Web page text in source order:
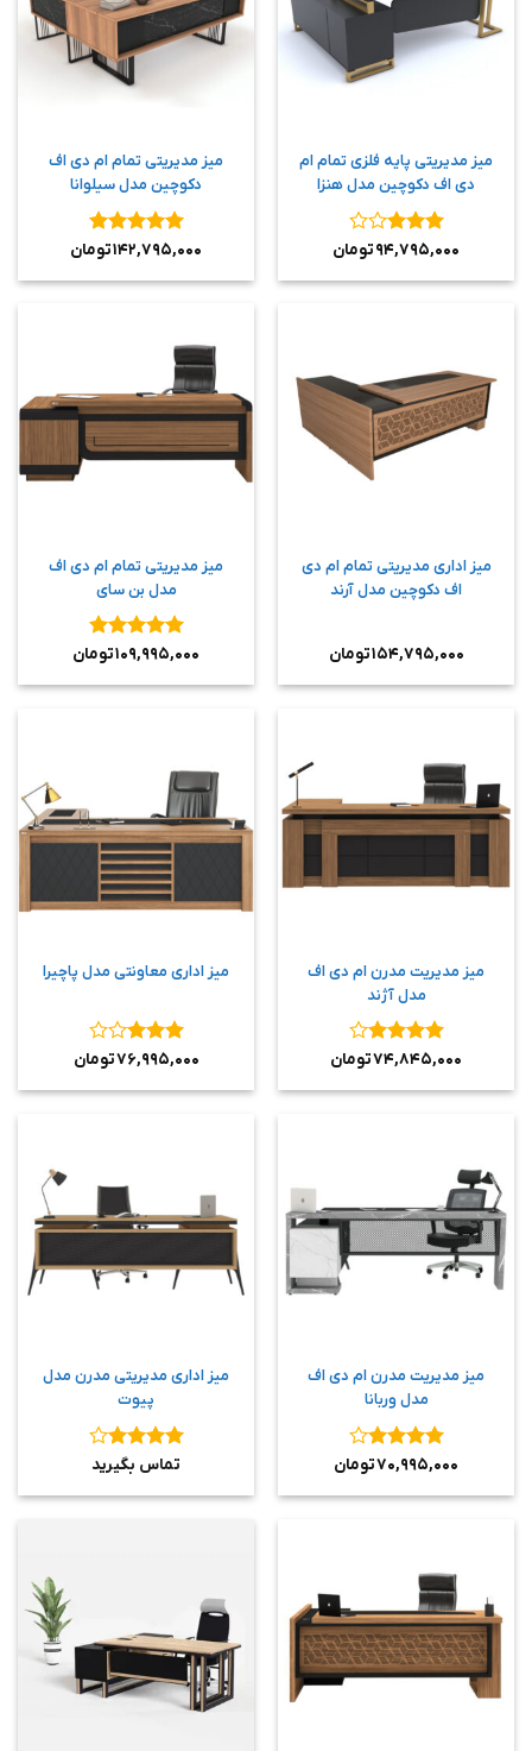
میز مدیریتی پایه فلزی تمام ام
دی اف دکوچین مدل هنزا
نمره۳
۹۴,۷۹۵,۰۰۰تومان
میز مدیریتی تمام ام دی اف
دکوچین مدل سیلوانا
نمره۵از
۱۴۲,۷۹۵,۰۰۰تومان
میز اداری مدیریتی تمام ام دی
اف دکوچین مدل آرند
۱۵۴,۷۹۵,۰۰۰تومان
میز مدیریتی تمام ام دی اف
مدل بن سای
نمره۵از۱۰۹,۹۹۵,۰۰۰تومان
میز مدیریت مدرن ام دی اف
مدل آژند
نمره۴
۷۴,۸۴۵,۰۰۰تومان
میز اداری معاونتی مدل پاچیرا
نمره۳
۷۶,۹۹۵,۰۰۰تومان
میز مدیریت مدرن ام دی اف
مدل وربانا
نمره۴
۷۰,۹۹۵,۰۰۰تومان
میز اداری مدیریتی مدرن مدل
پیوت
نمره ۴
تماس بگیرید